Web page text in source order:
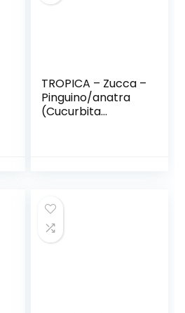
TROPICA – Zucca –
Pinguino/anatra
(Cucurbita